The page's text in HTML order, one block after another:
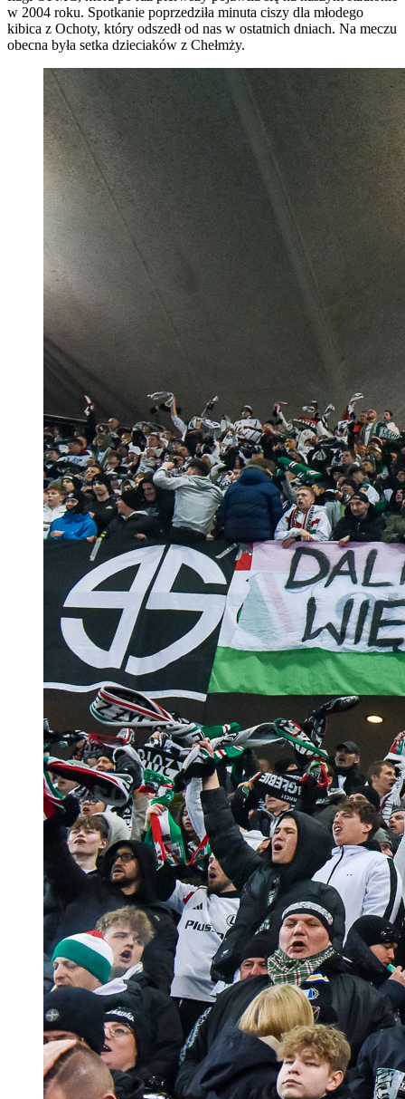
w 2004 roku. Spotkanie poprzedziła minuta ciszy dla młodego
kibica z Ochoty, który odszedł od nas w ostatnich dniach. Na meczu
obecna była setka dzieciaków z Chełmży.